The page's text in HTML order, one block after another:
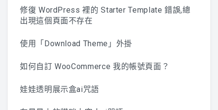
修復 WordPress 裡的 Starter Template 錯誤,總
出現這個頁面不存在
使用「Download Theme」外掛
如何自訂 WooCommerce 我的帳號頁面？
娃娃透明展示盒ai咒語